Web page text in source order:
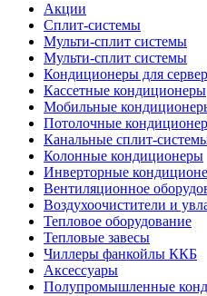
Акции
Сплит-системы
Мульти-сплит системы
Мульти-сплит системы
Кондиционеры для
Кассетные кондиционеры
Мобильные
Потолочные
Канальные сплит-
Колонные кондиционеры
Инверторные
Вентиляционное
Воздухоочистители и
Тепловое оборудование
Тепловые завесы
Чиллеры фанкойлы ККБ
Аксессуары
Полупромышленные